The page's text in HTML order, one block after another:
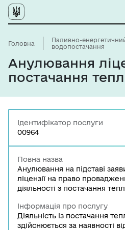
Головна
Паливно-
водопостачання
Анулювання
постачання
Ідентифікатор послуги
00964
Повна назва
Анулювання на підставі
ліцензії на право
діяльності з постачання
Інформація про послугу
Діяльність із постачання
здійснюється за наявності